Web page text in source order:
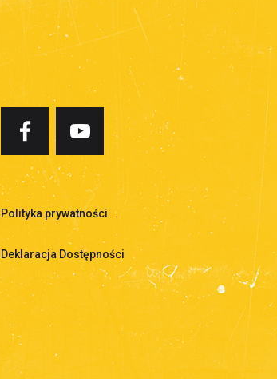
Polityka prywatności .
Deklaracja Dostępności